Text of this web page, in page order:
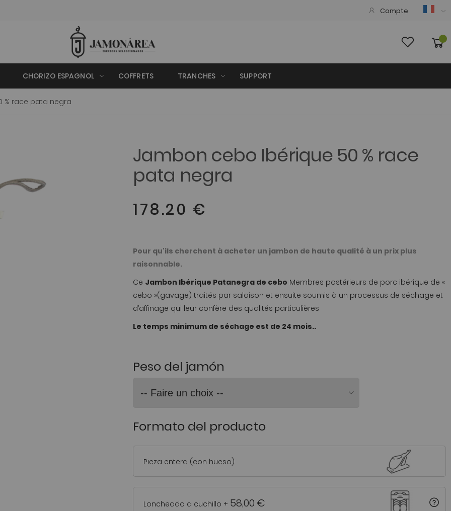
Compte
CHORIZO ESPAGNOL COFFRETS TRANCHES SUPPORT
% race pata negra
Jambon cebo Ibérique 50 % race
pata negra
178.20 €
Pour qu'ils cherchent à acheter un jambon de haute qualité à un prix plus
raisonnable.
Ce Jambon Ibérique Patanegra de cebo Membres postérieurs de porc ibérique de «
cebo »(gavage) traités par salaison et ensuite soumis à un processus de séchage et
d’affinage qui leur confère des qualités particulières
Le temps minimum de séchage est de 24 mois..
Peso del jamón
Formato del producto
Pieza entera (con hueso)
Loncheado a cuchillo + 58,00 €